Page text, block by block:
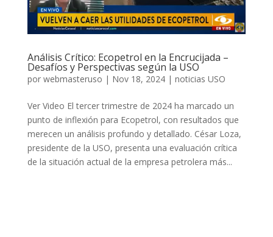
Análisis Crítico: Ecopetrol en la Encrucijada –
Desafíos y Perspectivas según la USO
por webmasteruso | Nov 18, 2024| noticias USO
Ver Video El tercer trimestre de 2024 ha marcado un
punto de inflexión para Ecopetrol, con resultados que
merecen un análisis profundo y detallado. César Loza,
presidente de la USO, presenta una evaluación crítica
de la situación actual de la empresa petrolera más...